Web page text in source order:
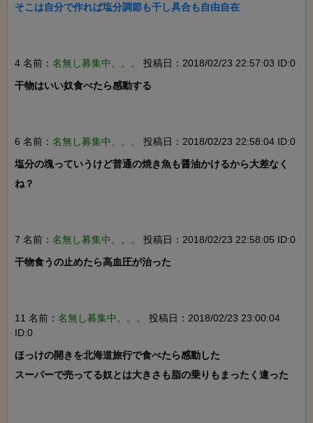
そこは自分で作れば塩分調節も干し具合も自由自在
4 名前： 名無し募集中。。。
投稿日：2018/02/23 22:57:03 ID:0
干物はいい奴食べたら感動する
6 名前： 名無し募集中。。。
投稿日：2018/02/23 22:58:04 ID:0
塩分の塊っていうけど普通の焼き魚も醤油かけるから大差なく
ね？
7 名前： 名無し募集中。。。
投稿日：2018/02/23 22:58:05 ID:0
干物食うの止めたら高血圧が治った
11 名前： 名無し募集中。。。
投稿日：2018/02/23 23:00:04
ID:0
ほっけの開きを北海道旅行で食べたら感動した
スーパーで売ってる奴とは大きさも脂の乗りもまったく違った